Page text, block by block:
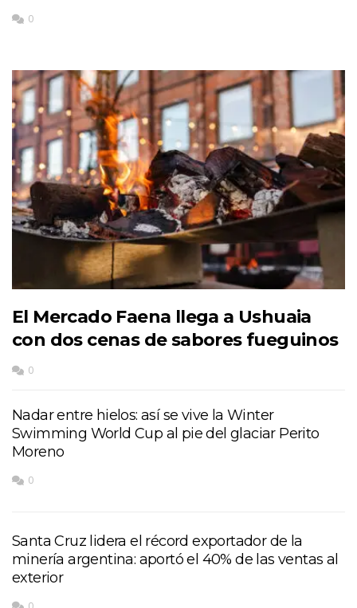
0
El Mercado Faena llega a Ushuaia
con dos cenas de sabores fueguinos
0
Nadar entre hielos: así se vive la Winter
Swimming World Cup al pie del glaciar Perito
Moreno
0
Santa Cruz lidera el récord exportador de la
minería argentina: aportó el 40% de las ventas al
exterior